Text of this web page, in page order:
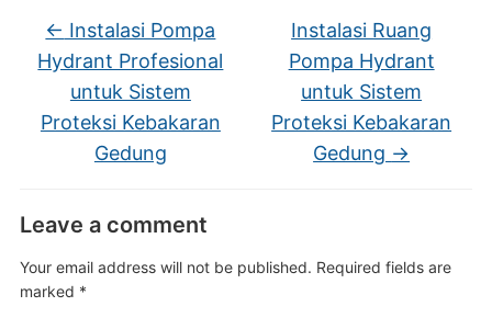
← Instalasi Pompa
Hydrant Profesional
untuk Sistem
Proteksi Kebakaran
Gedung
Instalasi Ruang
Pompa Hydrant
untuk Sistem
Proteksi Kebakaran
Gedung →
Leave a comment
Your email address will not be published. Required fields are
marked *